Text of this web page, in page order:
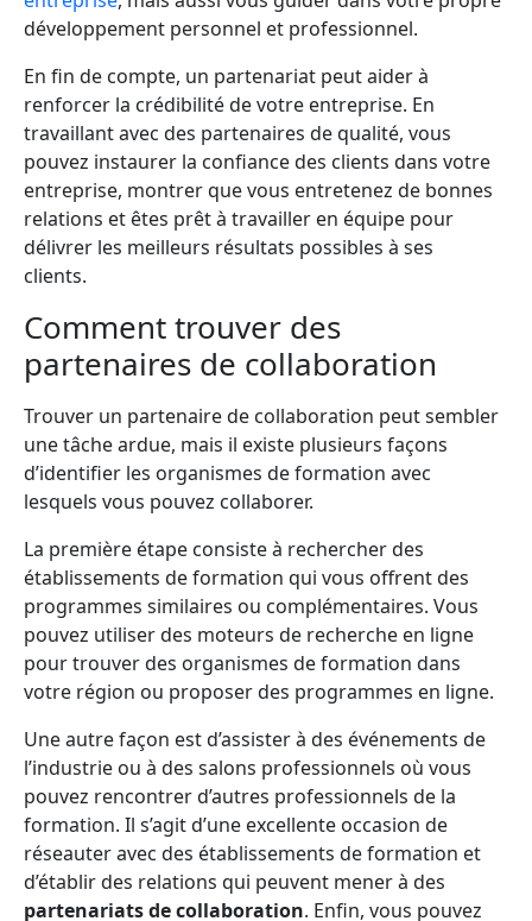
développement personnel et professionnel.
En fin de compte, un partenariat peut aider à
renforcer la crédibilité de votre entreprise. En
travaillant avec des partenaires de qualité, vous
pouvez instaurer la confiance des clients dans votre
entreprise, montrer que vous entretenez de bonnes
relations et êtes prêt à travailler en équipe pour
délivrer les meilleurs résultats possibles à ses
clients.
Comment trouver des
partenaires de collaboration
Trouver un partenaire de collaboration peut sembler
une tâche ardue, mais il existe plusieurs façons
d’identifier les organismes de formation avec
lesquels vous pouvez collaborer.
La première étape consiste à rechercher des
établissements de formation qui vous offrent des
programmes similaires ou complémentaires. Vous
pouvez utiliser des moteurs de recherche en ligne
pour trouver des organismes de formation dans
votre région ou proposer des programmes en ligne.
Une autre façon est d’assister à des événements de
l’industrie ou à des salons professionnels où vous
pouvez rencontrer d’autres professionnels de la
formation. Il s’agit d’une excellente occasion de
réseauter avec des établissements de formation et
d’établir des relations qui peuvent mener à des
partenariats de collaboration. Enfin, vous pouvez